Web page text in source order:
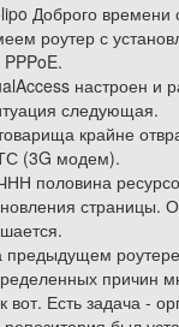
Доброго времени
роутер с
PPPoE.
настроен и
следующая.
крайне
(3G модем).
половина
страницы.
предыдущем
причин
вот. Есть задача -